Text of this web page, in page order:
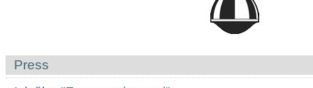
Navigation
Press